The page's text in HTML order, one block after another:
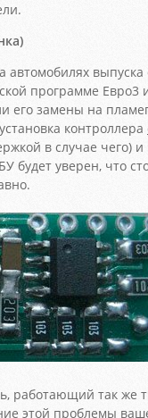
выпуска
программе
его замены на
контроллера
в случае чего)
уверен, что
работающий так же
этой проблемы